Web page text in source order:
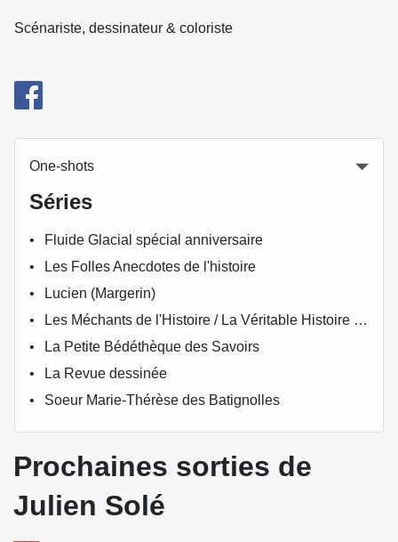
Scénariste, dessinateur & coloriste
One-shots
Séries
Fluide Glacial spécial anniversaire
Les Folles Anecdotes de l'histoire
Lucien (Margerin)
Les Méchants de l'Histoire / La Véritable Histoire Vraie
La Petite Bédéthèque des Savoirs
La Revue dessinée
Soeur Marie-Thérèse des Batignolles
Prochaines sorties de
Julien Solé